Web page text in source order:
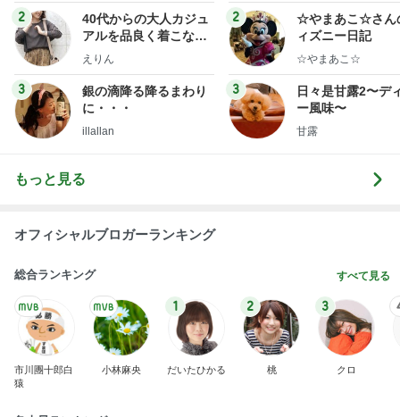
2
40代からの大人カジュ
アルを品良く着こなす
ファッションブログ
えりん
3
銀の滴降る降るまわり
に・・・
illallan
ログ
2
☆やまあこ☆さん
ィズニー日記
☆やまあこ☆
3
日々是甘露2〜デ
ー風味〜
甘露
もっと見る
オフィシャルブロガーランキング
総合ランキング すべて見る
市川團十郎白
猿
小林麻央
1
だいたひかる
2
桃
3
クロ